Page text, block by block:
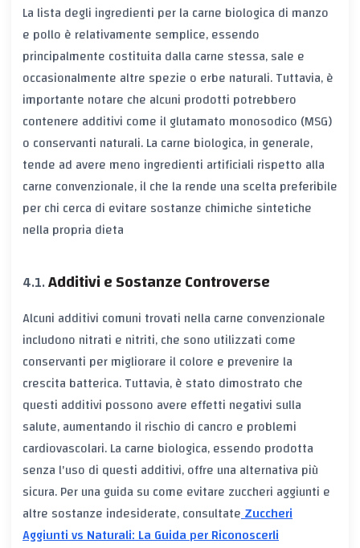
La lista degli ingredienti per la carne biologica di manzo
e pollo è relativamente semplice, essendo
principalmente costituita dalla carne stessa, sale e
occasionalmente altre spezie o erbe naturali. Tuttavia, è
importante notare che alcuni prodotti potrebbero
contenere additivi come il glutamato monosodico (MSG)
o conservanti naturali. La carne biologica, in generale,
tende ad avere meno ingredienti artificiali rispetto alla
carne convenzionale, il che la rende una scelta preferibile
per chi cerca di evitare sostanze chimiche sintetiche
nella propria dieta
Additivi e Sostanze Controverse
Alcuni additivi comuni trovati nella carne convenzionale
includono nitrati e nitriti, che sono utilizzati come
conservanti per migliorare il colore e prevenire la
crescita batterica. Tuttavia, è stato dimostrato che
questi additivi possono avere effetti negativi sulla
salute, aumentando il rischio di cancro e problemi
cardiovascolari. La carne biologica, essendo prodotta
senza l'uso di questi additivi, offre una alternativa più
sicura. Per una guida su come evitare zuccheri aggiunti e
altre sostanze indesiderate, consultateZuccheri
Aggiunti vs Naturali: La Guida per Riconoscerli